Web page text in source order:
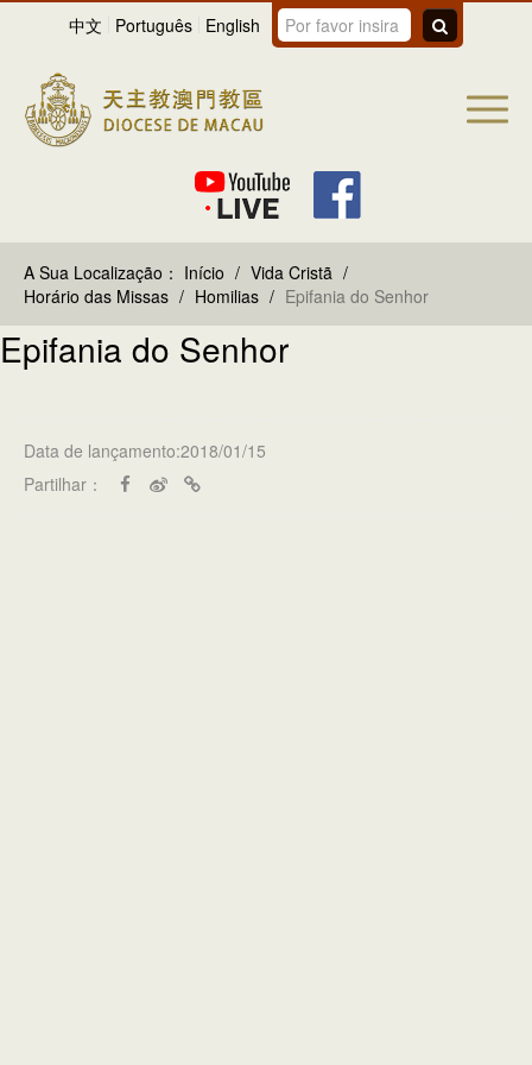
中文 Português English
A Sua Localização： Início / Vida Cristã /
Horário das Missas / Homilias / Epifania do Senhor
Epifania do Senhor
Data de lançamento:2018/01/15
Partilhar：